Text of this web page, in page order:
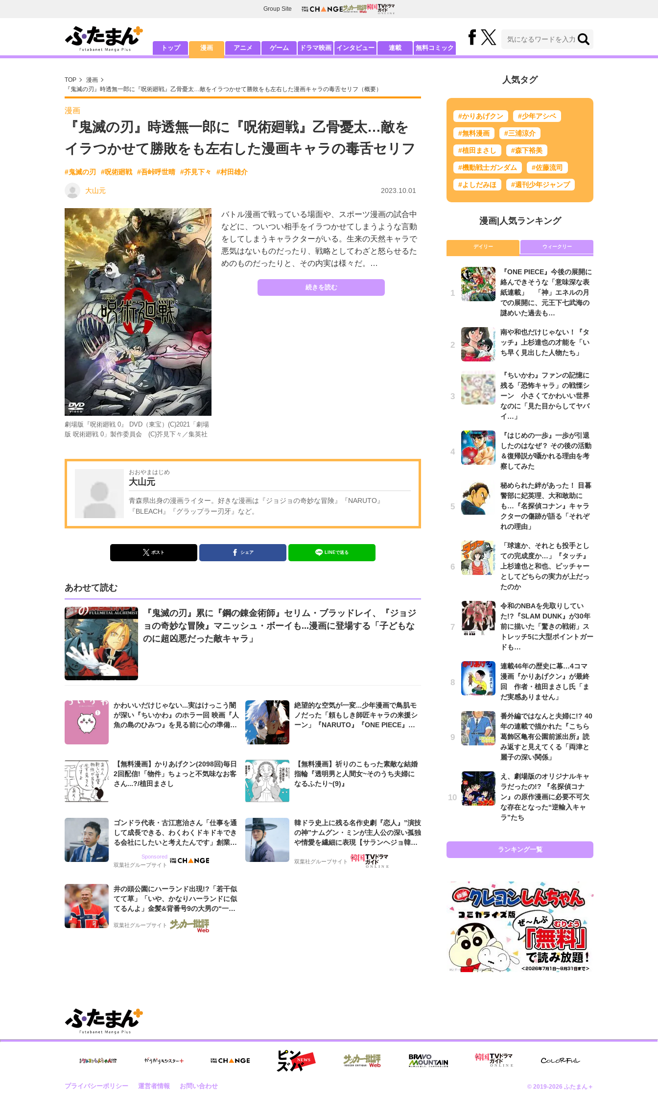
Group Site
トップ 漫画 アニメ ゲーム ドラマ映画 インタビュー 連載 無料コミック
TOP
漫画
『鬼滅の刃』時透無一郎に『呪術廻戦』乙骨憂太…敵をイラつかせて勝敗をも左右した漫画キャラの毒舌セリフ（概要）
漫画
『鬼滅の刃』時透無一郎に『呪術廻戦』乙骨憂太…敵を
イラつかせて勝敗をも左右した漫画キャラの毒舌セリフ
#鬼滅の刃 #呪術廻戦 #吾峠呼世晴 #芥見下々 #村田雄介
大山元 2023.10.01
劇場版『呪術廻戦 0』 DVD（東宝）(C)2021「劇場
版 呪術廻戦 0」製作委員会 (C)芥見下々／集英社
バトル漫画で戦っている場面や、スポーツ漫画の試合中
などに、ついつい相手をイラつかせてしまうような言動
をしてしまうキャラクターがいる。生来の天然キャラで
悪気はないものだったり、戦略としてわざと怒らせるた
めのものだったりと、その内実は様々だ。…
続きを読む
おおやまはじめ
大山元
青森県出身の漫画ライター。好きな漫画は『ジョジョの奇妙な冒険』『NARUTO』
『BLEACH』『グラップラー刃牙』など。
ポスト シェア LINEで送る
あわせて読む
『鬼滅の刃』累に『鋼の錬金術師』セリム・ブラッドレイ、『ジョジ
ョの奇妙な冒険』マニッシュ・ボーイも...漫画に登場する「子どもな
のに超凶悪だった敵キャラ」
かわいいだけじゃない...実はけっこう闇
が深い『ちいかわ』のホラー回 映画『人
魚の島のひみつ』を見る前に心の準備
絶望的な空気が一変...少年漫画で鳥肌モ
ノだった「頼もしき師匠キャラの来援シ
ーン」『NARUTO』『ONE PIECE』
【無料漫画】かりあげクン(2098回)毎日
2回配信!「物件」ちょっと不気味なお客
さん...?/植田まさし
【無料漫画】祈りのこもった素敵な結婚
指輪『透明男と人間女~そのうち夫婦に
なるふたり~(9)』
ゴンドラ代表・古江恵治さん「仕事を通
して成長できる、わくわくドキドキでき
る会社にしたいと考えたんです」創業来
グ会社のアイデンティティ
Sponsored
双葉社グループサイト
韓ドラ史上に残る名作史劇『恋人』”演技
の神”ナムグン・ミンが主人公の深い孤独
や情愛を繊細に表現【サランヘジョ韓ド
双葉社グループサイト
井の頭公園にハーランド出現!?「若干似
てて草」「いや、かなりハーランドに似
てるんよ」金髪&背番号9の大男の“一人
バイキング・ロー”映像が話題!「元気を
もらった」
双葉社グループサイト
人気タグ
#かりあげクン #少年アシベ
#無料漫画 #三浦涼介
#植田まさし #森下裕美
#機動戦士ガンダム #佐藤流司
#よしだみほ #週刊少年ジャンプ
漫画| 人気ランキング
デイリー ウィークリー
『ONE PIECE』今後の展開に
絡んできそうな「意味深な表
紙連載」 「神」エネルの月
での展開に、元王下七武海の
謎めいた過去も…
南や和也だけじゃない！『タ
ッチ』上杉達也の才能を「い
ち早く見出した人物たち」
『ちいかわ』ファンの記憶に
残る「恐怖キャラ」の戦慄シ
ーン 小さくてかわいい世界
なのに「見た目からしてヤバ
イ…」
『はじめの一歩』一歩が引退
したのはなぜ？ その後の活動
＆復帰説が囁かれる理由を考
察してみた
秘められた絆があった！ 目暮
警部に妃英理、大和敢助に
も…『名探偵コナン』キャラ
クターの傷跡が語る「それぞ
れの理由」
「球速か、それとも投手とし
ての完成度か…」『タッチ』
上杉達也と和也、ピッチャー
としてどちらの実力が上だっ
たのか
令和のNBAを先取りしてい
た!?『SLAM DUNK』が30年
前に描いた「驚きの戦術」ス
トレッチ5に大型ポイントガー
ドも…
連載46年の歴史に幕…4コマ
漫画『かりあげクン』が最終
回 作者・植田まさし氏「ま
だ実感ありません」
番外編ではなんと夫婦に!? 40
年の連載で描かれた『こちら
葛飾区亀有公園前派出所』読
み返すと見えてくる「両津と
麗子の深い関係」
え、劇場版のオリジナルキャ
ラだったの!? 『名探偵コナ
ン』の原作漫画に必要不可欠
な存在となった“逆輸入キャ
ラ”たち
ランキング一覧
プライバシーポリシー 運営者情報 お問い合わせ © 2019-2026 ふたまん＋